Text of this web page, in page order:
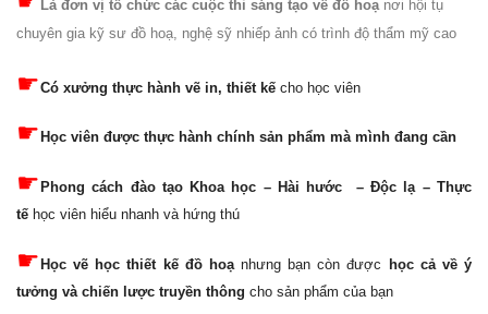
Là đơn vị tổ chức các cuộc thi sáng tạo về đồ hoạ nơi hội tụ
chuyên gia kỹ sư đồ hoạ, nghệ sỹ nhiếp ảnh có trình độ thẩm mỹ cao
☛Có xưởng thực hành vẽ in, thiết kế cho học viên
☛ Học viên được thực hành chính sản phẩm mà mình đang cần
☛ Phong cách đào tạo Khoa học – Hài hước – Độc lạ – Thực
tế học viên hiểu nhanh và hứng thú
☛ Học vẽ học thiết kế đồ hoạ nhưng bạn còn được
học cả về ý
tưởng và chiến lược truyền thông cho sản phẩm của bạn